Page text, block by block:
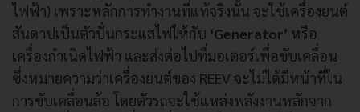
ไฟฟ้า) เพราะหลักการทำงานที่แท้จริงนั้น จะใช้เครื่องยนต์
สันดาปเป็นตัวปั่นกระแสไฟให้กับ ‘Generator’ หรือ
เครื่องกำเนิดไฟฟ้า และส่งต่อไปที่มอเตอร์เพื่อขับเคลื่อน
ซึ่งหมายความว่าเครื่องยนต์ของ REEV จะไม่ได้มีหน้าที่ใน
การขับเคลื่อนล้อ โดยตัวรถจะใช้แหล่งพลังงานหลักจาก